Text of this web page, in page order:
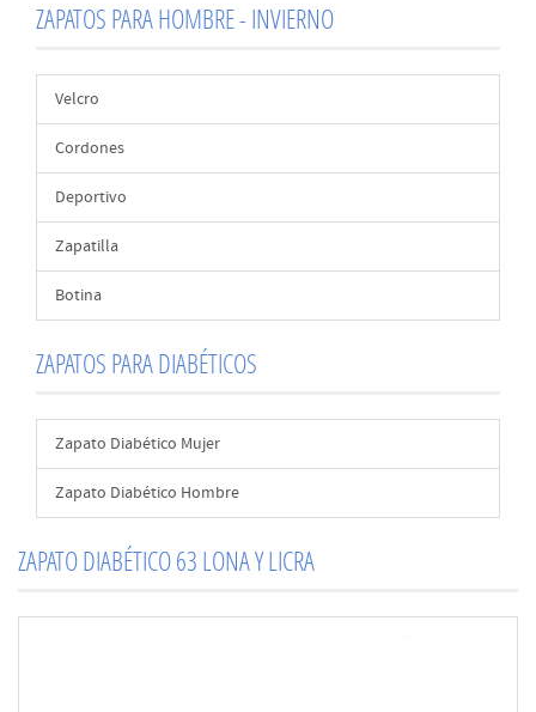
ZAPATOS PARA HOMBRE - INVIERNO
Velcro
Cordones
Deportivo
Zapatilla
Botina
ZAPATOS PARA DIABÉTICOS
Zapato Diabético Mujer
Zapato Diabético Hombre
ZAPATO DIABÉTICO 63 LONA Y LICRA